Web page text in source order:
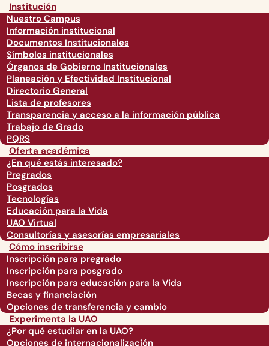
Institución
Nuestro Campus
Información institucional
Documentos Institucionales
Símbolos institucionales
Órganos de Gobierno Institucionales
Planeación y Efectividad Institucional
Directorio General
Lista de profesores
Transparencia y acceso a la información pública
Trabajo de Grado
PQRS
Oferta académica
¿En qué estás interesado?
Pregrados
Posgrados
Tecnologías
Educación para la Vida
UAO Virtual
Consultorías y asesorías empresariales
Cómo inscribirse
Inscripción para pregrado
Inscripción para posgrado
Inscripción para educación para la Vida
Becas y financiación
Opciones de transferencia y cambio
Experimenta la UAO
¿Por qué estudiar en la UAO?
Opciones de internacionalización